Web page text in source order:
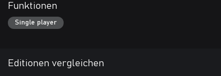
Funktionen
Single player
Editionen vergleichen